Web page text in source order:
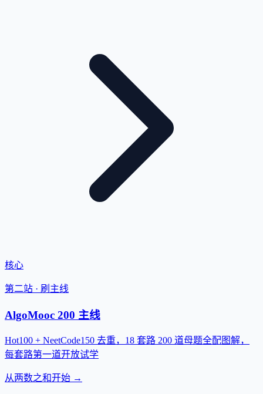
核心
第二站 · 刷主线
AlgoMooc 200 主线
Hot100 + NeetCode150 去重，18 套路 200 道母题全配图解，
每套路第一道开放试学
从两数之和开始 →